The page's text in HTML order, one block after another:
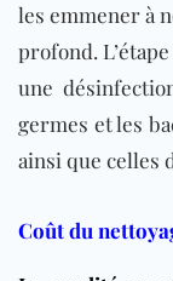
les emmener à
profond.
une
germes et les
ainsi que celles
Coût du